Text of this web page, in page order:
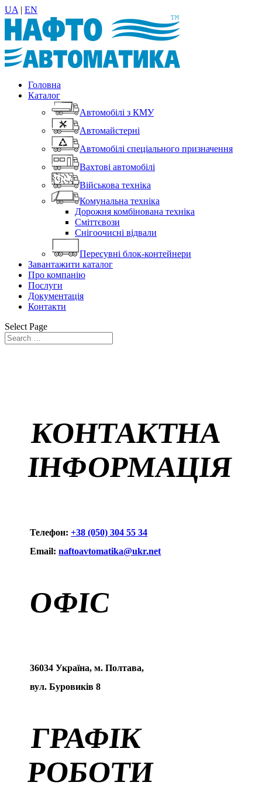
UA | EN
Головна
Каталог
Автомобілі з КМУ
Автомайстерні
Автомобілі спеціального призначення
Вахтові автомобілі
Військова техніка
Комунальна техніка
Дорожня комбінована техніка
Сміттєвози
Снігоочисні відвали
Пересувні блок-контейнери
Завантажити каталог
Про компанію
Послуги
Документація
Контакти
Select Page
КОНТАКТНА
ІНФОРМАЦІЯ
Телефон:+38 (050) 304 55 34
Email:naftoavtomatika@ukr.net
ОФІС
36034 Україна, м. Полтава,
вул. Буровиків 8
ГРАФІК
РОБОТИ